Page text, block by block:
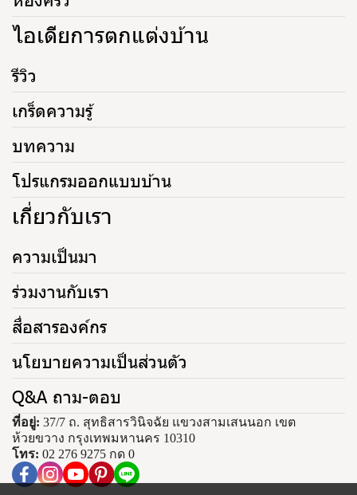
ไอเดียการตกแต่งบ้าน
รีวิว
เกร็ดความรู้
บทความ
โปรแกรมออกแบบบ้าน
เกี่ยวกับเรา
ความเป็นมา
ร่วมงานกับเรา
สื่อสารองค์กร
นโยบายความเป็นส่วนตัว
Q&A ถาม-ตอบ
ที่อยู่: 37/7 ถ. สุทธิสารวินิจฉัย แขวงสามเสนนอก เขต
ห้วยขวาง กรุงเทพมหานคร 10310
โทร: 02 276 9275 กด 0